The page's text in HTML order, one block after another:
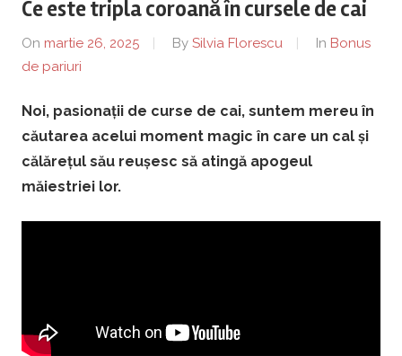
s
.
r
o
–
n
Ce este tripla coroană în cursele de cai
On martie 26, 2025 By Silvia Florescu In Bonus
de pariuri
Noi, pasionații de curse de cai, suntem mereu în
căutarea acelui moment magic în care un cal și
călărețul său reușesc să atingă apogeul
măiestriei lor.